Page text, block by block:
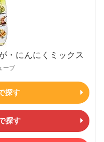
・にんにくミックス
ーブ
探す
探す